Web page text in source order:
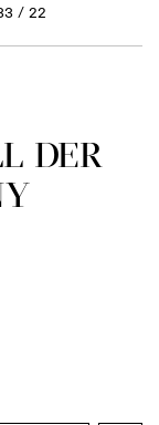
22
DER